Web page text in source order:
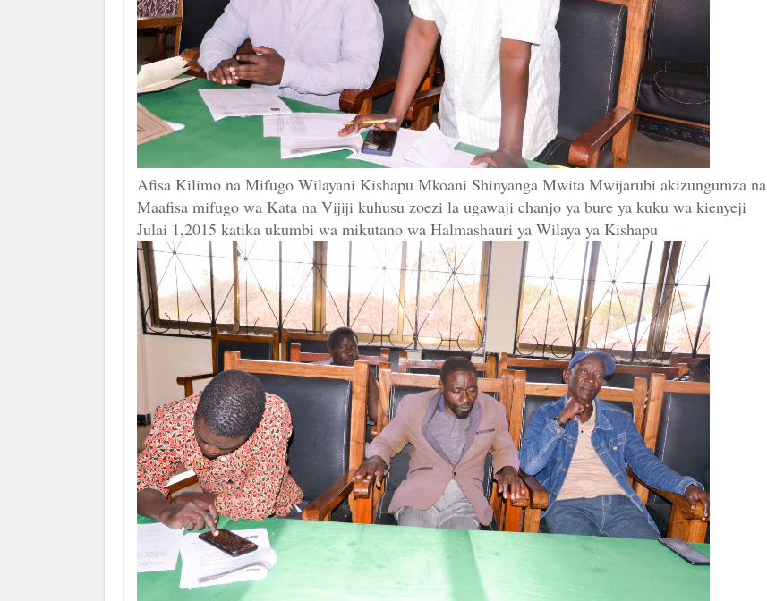
Afisa Kilimo na Mifugo Wilayani Kishapu Mkoani Shinyanga Mwita Mwijarubi akizungumza na
Maafisa mifugo wa Kata na Vijiji kuhusu zoezi la ugawaji chanjo ya bure ya kuku wa kienyeji
Julai 1,2015 katika ukumbi wa mikutano wa Halmashauri ya Wilaya ya Kishapu